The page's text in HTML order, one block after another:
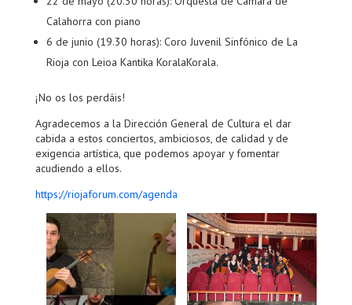
Calahorra con piano
6 de junio (19.30 horas): Coro Juvenil Sinfónico de La
Rioja con Leioa Kantika KoralaKorala.
¡No os los perdáis!
Agradecemos a la Dirección General de Cultura el dar
cabida a estos conciertos, ambiciosos, de calidad y de
exigencia artística, que podemos apoyar y fomentar
acudiendo a ellos.
https://riojaforum.com/agenda